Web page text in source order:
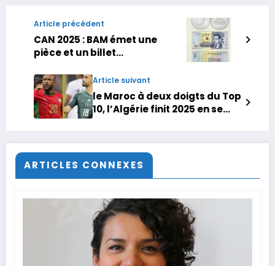
Article précédent
CAN 2025 : BAM émet une
pièce et un billet
Article suivant
le Maroc à deux doigts du Top
10, l’Algérie finit 2025 en se
ARTICLES CONNEXES